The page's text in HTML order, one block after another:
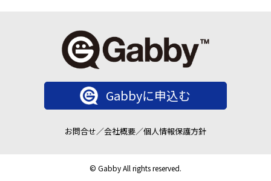
Gabbyに申込む
お問合せ／会社概要／個人情報保護方針
© Gabby All rights reserved.